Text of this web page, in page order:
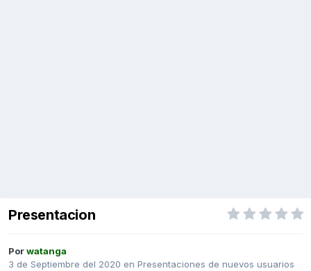
Presentacion
Porwatanga
3 de Septiembre del 2020 en Presentaciones de nuevos usuarios